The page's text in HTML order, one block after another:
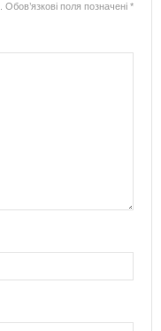
Обов’язкові поля позначені *